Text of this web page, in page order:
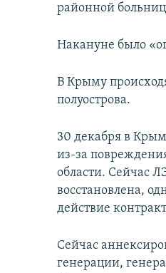
районной
Накануне было
В Крыму
полуострова.
30 декабря в
из-за
области. Сейчас
восстановлена,
действие
Сейчас
генерации,